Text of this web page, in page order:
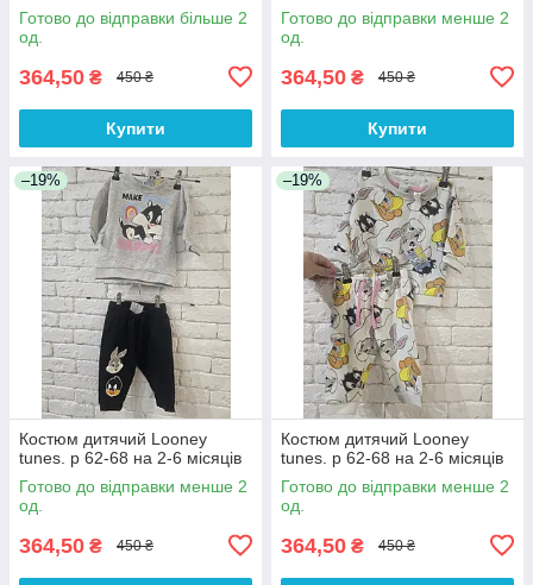
Готово до відправки більше 2
од.
364,50 ₴ 450 ₴
Купити
Готово до відправки менше 2
од.
364,50 ₴ 450 ₴
Купити
–19%
Костюм дитячий Looney
tunes. р 62-68 на 2-6 місяців
Готово до відправки менше 2
од.
364,50 ₴ 450 ₴
–19%
Костюм дитячий Looney
tunes. р 62-68 на 2-6 місяців
Готово до відправки менше 2
од.
364,50 ₴ 450 ₴